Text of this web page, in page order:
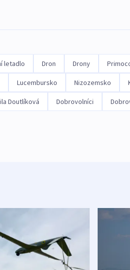
letadlo Dron Drony
Lucembursko Nizozemsko
Doutlíková Dobrovolníci